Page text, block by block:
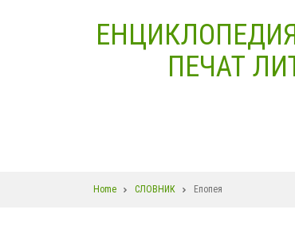
ПЕЧАТ
Breadcrumb
Home СЛОВНИК Епопея